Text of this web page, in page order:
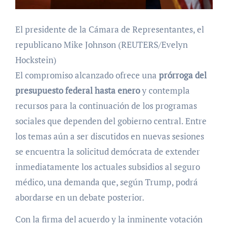
El presidente de la Cámara de Representantes, el
republicano Mike Johnson (REUTERS/Evelyn
Hockstein)
El compromiso alcanzado ofrece una prórroga del
presupuesto federal hasta eneroy contempla
recursos para la continuación de los programas
sociales que dependen del gobierno central. Entre
los temas aún a ser discutidos en nuevas sesiones
se encuentra la solicitud demócrata de extender
inmediatamente los actuales subsidios al seguro
médico, una demanda que, según Trump, podrá
abordarse en un debate posterior.
Con la firma del acuerdo y la inminente votación